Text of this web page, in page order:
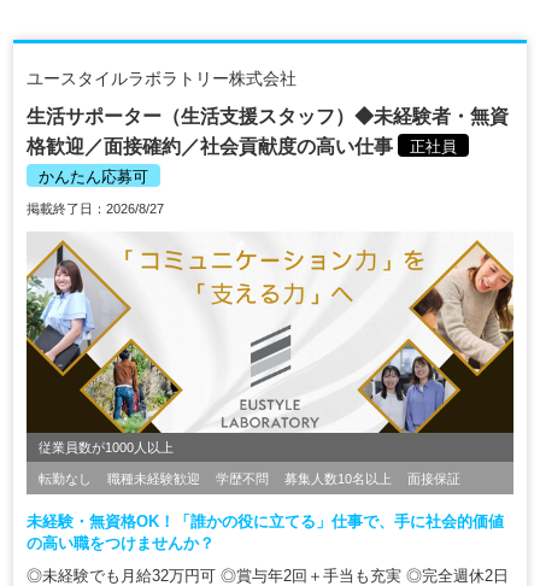
ユースタイルラボラトリー株式会社
生活サポーター（生活支援スタッフ）◆未経験者・無資
格歓迎／面接確約／社会貢献度の高い仕事
正社員
かんたん応募可
掲載終了日：2026/8/27
従業員数が1000人以上
転勤なし 職種未経験歓迎 学歴不問 募集人数10名以上 面接保証
未経験・無資格OK！「誰かの役に立てる」仕事で、手に社会的価値
の高い職をつけませんか？
◎未経験でも月給32万円可 ◎賞与年2回＋手当も充実 ◎完全週休2日